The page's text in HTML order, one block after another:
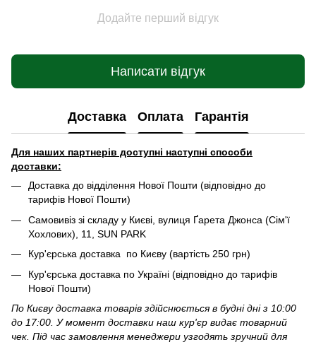
Додайте перший відгук
Написати відгук
Доставка Оплата Гарантія
Для наших партнерів доступні наступні способи
доставки:
Доставка до відділення Нової Пошти (відповідно до
тарифів Нової Пошти)
Самовивіз зі складу у Києві, вулиця Ґарета Джонса (Сім'ї
Хохлових), 11, SUN PARK
Кур'єрська доставка по Києву (вартість 250 грн)
Кур'єрська доставка по Україні (відповідно до тарифів
Нової Пошти)
По Києву доставка товарів здійснюється в будні дні з 10:00
до 17:00. У момент доставки наш кур'єр видає товарний
чек. Під час замовлення менеджери узгодять зручний для